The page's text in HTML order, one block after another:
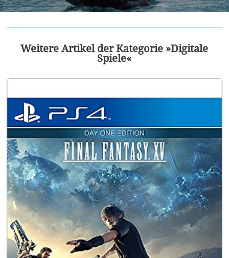
Weitere Artikel der Kategorie »Digitale
Spiele«